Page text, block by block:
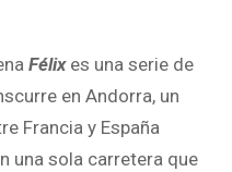
Félixes una serie de
en Andorra, un
Francia y España
una sola carretera que